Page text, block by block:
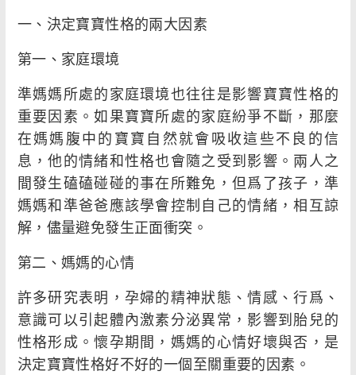
一、決定寶寶性格的兩大因素
第一、家庭環境
準媽媽所處的家庭環境也往往是影響寶寶性格的
重要因素。如果寶寶所處的家庭紛爭不斷，那麼
在媽媽腹中的寶寶自然就會吸收這些不良的信
息，他的情緒和性格也會隨之受到影響。兩人之
間發生磕磕碰碰的事在所難免，但爲了孩子，準
媽媽和準爸爸應該學會控制自己的情緒，相互諒
解，儘量避免發生正面衝突。
第二、媽媽的心情
許多研究表明，孕婦的精神狀態、情感、行爲、
意識可以引起體內激素分泌異常，影響到胎兒的
性格形成。懷孕期間，媽媽的心情好壞與否，是
決定寶寶性格好不好的一個至關重要的因素。